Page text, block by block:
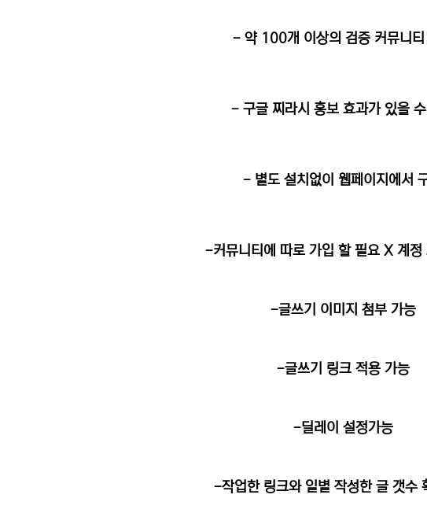
- 약 100개 이상의 검증 커뮤니티
- 구글 찌라시 홍보 효과가 있을
- 별도 설치없이 웹페이지에서
-커뮤니티에 따로 가입 할 필요 X 계정
-글쓰기 이미지 첨부 가능
-글쓰기 링크 적용 가능
-딜레이 설정가능
-작업한 링크와 일별 작성한 글 갯수